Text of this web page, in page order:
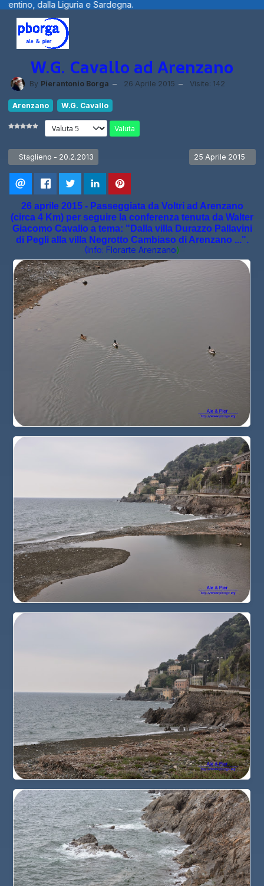
W.G. Cavallo ad Arenzano
By Pierantonio Borga 26 Aprile 2015 Visite: 142
Arenzano W.G. Cavallo
Valuta
Articolo precedente: Staglieno - 20.2.2013
Staglieno - 20.2.2013 Articolo
25 Aprile 2015
26 aprile 2015 - Passeggiata da Voltri ad Arenzano
(circa 4 Km) per seguire la conferenza tenuta da Walter
Giacomo Cavallo a tema: "Dalla villa Durazzo Pallavini
di Pegli alla villa Negrotto Cambiaso di Arenzano ...".
(Info: Florarte Arenzano)